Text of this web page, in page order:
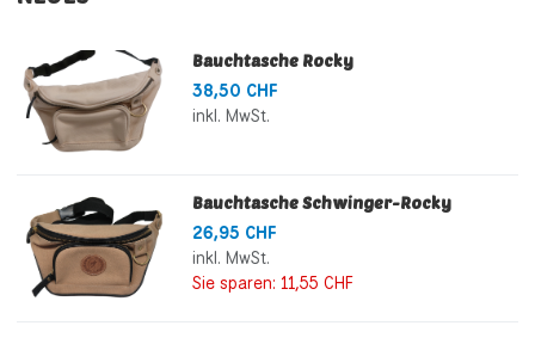
Bauchtasche Rocky
38,50 CHF
inkl. MwSt.
Bauchtasche Schwinger-Rocky
26,95 CHF
inkl. MwSt.
Sie sparen: 11,55 CHF